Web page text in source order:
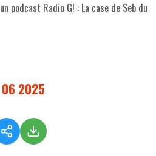
podcast Radio G! : La case de Seb du
2025